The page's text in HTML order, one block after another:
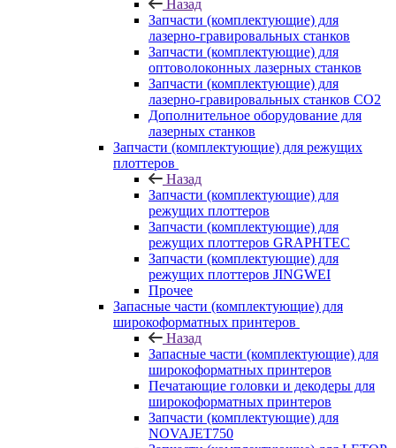
Назад
Запчасти (комплектующие) для
лазерно-гравировальных станков
Запчасти (комплектующие) для
оптоволоконных лазерных станков
Запчасти (комплектующие) для
лазерно-гравировальных станков CO2
Дополнительное оборудование для
лазерных станков
Запчасти (комплектующие) для режущих
плоттеров
Назад
Запчасти (комплектующие) для
режущих плоттеров
Запчасти (комплектующие) для
режущих плоттеров GRAPHTEC
Запчасти (комплектующие) для
режущих плоттеров JINGWEI
Прочее
Запасные части (комплектующие) для
широкоформатных принтеров
Назад
Запасные части (комплектующие) для
широкоформатных принтеров
Печатающие головки и декодеры для
широкоформатных принтеров
Запчасти (комплектующие) для
NOVAJET750